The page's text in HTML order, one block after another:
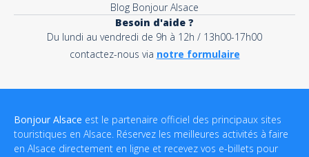
Blog Bonjour Alsace
Besoin d'aide ?
Du lundi au vendredi de 9h à 12h / 13h00-17h00
contactez-nous via notre formulaire
Bonjour Alsace est le partenaire officiel des principaux sites
touristiques en Alsace. Réservez les meilleures activités à faire
en Alsace directement en ligne et recevez vos e-billets pour